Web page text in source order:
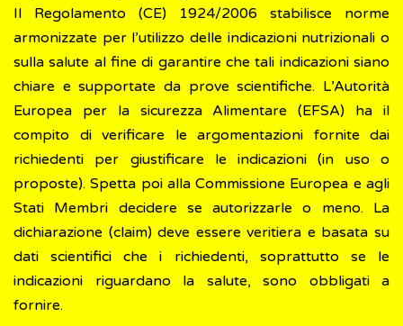
Il Regolamento (CE) 1924/2006 stabilisce norme
armonizzate per l’utilizzo delle indicazioni nutrizionali o
sulla salute al fine di garantire che tali indicazioni siano
chiare e supportate da prove scientifiche. L’Autorità
Europea per la sicurezza Alimentare (EFSA) ha il
compito di verificare le argomentazioni fornite dai
richiedenti per giustificare le indicazioni (in uso o
proposte). Spetta poi alla Commissione Europea e agli
Stati Membri decidere se autorizzarle o meno. La
dichiarazione (claim) deve essere veritiera e basata su
dati scientifici che i richiedenti, soprattutto se le
indicazioni riguardano la salute, sono obbligati a
fornire.